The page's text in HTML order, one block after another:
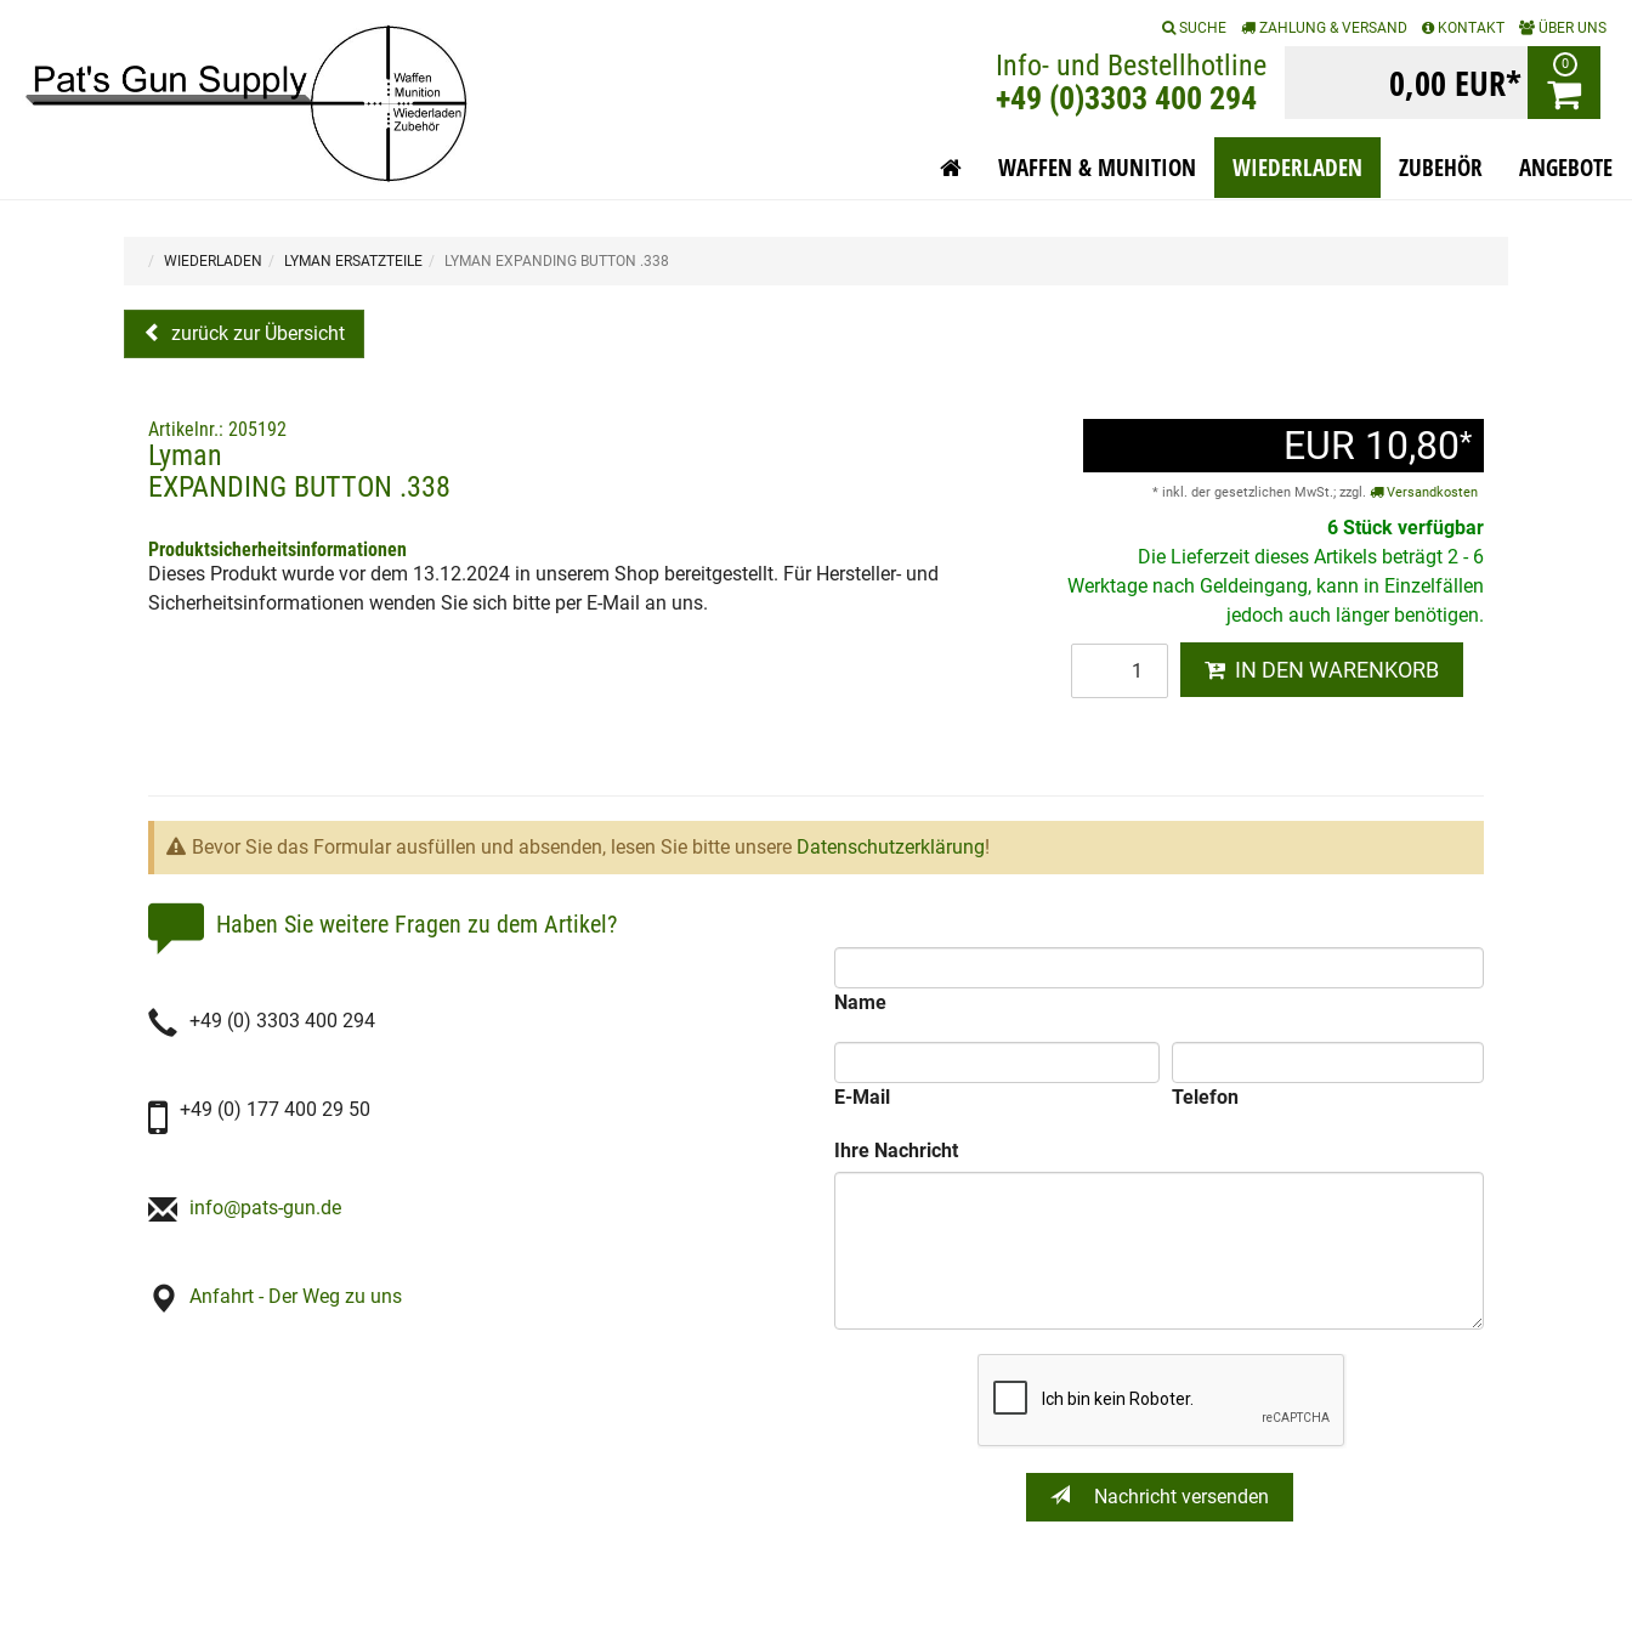
SUCHE ZAHLUNG & VERSAND KONTAKT ÜBER UNS
Info- und Bestellhotline
+49 (0)3303 400 294 0,00 EUR* 0
WAFFEN & MUNITION WIEDERLADEN ZUBEHÖR ANGEBOTE
WIEDERLADEN LYMAN ERSATZTEILE LYMAN EXPANDING BUTTON .338
zurück zur Übersicht
EUR 10,80*
* inkl. der gesetzlichen MwSt.; zzgl. Versandkosten
6 Stück verfügbar
Die Lieferzeit dieses Artikels beträgt 2 - 6
Werktage nach Geldeingang, kann in Einzelfällen
jedoch auch länger benötigen.
IN DEN WARENKORB
Artikelnr.: 205192
Lyman
EXPANDING BUTTON .338
Produktsicherheitsinformationen
Dieses Produkt wurde vor dem 13.12.2024 in unserem Shop bereitgestellt. Für Hersteller- und
Sicherheitsinformationen wenden Sie sich bitte per E-Mail an uns.
Bevor Sie das Formular ausfüllen und absenden, lesen Sie bitte unsere Datenschutzerklärung!
Haben Sie weitere Fragen zu dem Artikel?
+49 (0) 3303 400 294
+49 (0) 177 400 29 50
info@pats-gun.de
Anfahrt - Der Weg zu uns
Name
E-Mail Telefon
Ihre Nachricht
Nachricht versenden